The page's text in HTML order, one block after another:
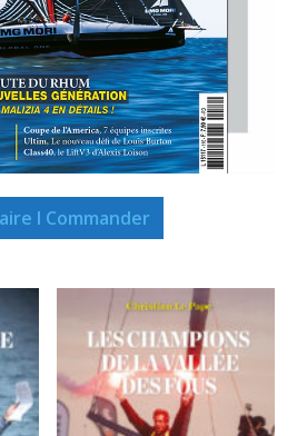
I Commander